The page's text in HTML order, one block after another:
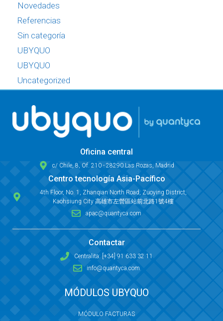
Novedades
Referencias
Sin categoría
UBYQUO
UBYQUO
Uncategorized
Oficina central
c/ Chile, 8, Of. 210 - 28290 Las Rozas, Madrid
Centro tecnología Asia-Pacífico
4th Floor, No. 1, Zhanqian North Road, Zuoying District,
Kaohsiung City 高雄市左營區站前北路1號4樓
apac@quantyca.com
Contactar
Centralita: [+34] 91 633 32 11
info@quantyca.com
MÓDULOS UBYQUO
MÓDULO FACTURAS